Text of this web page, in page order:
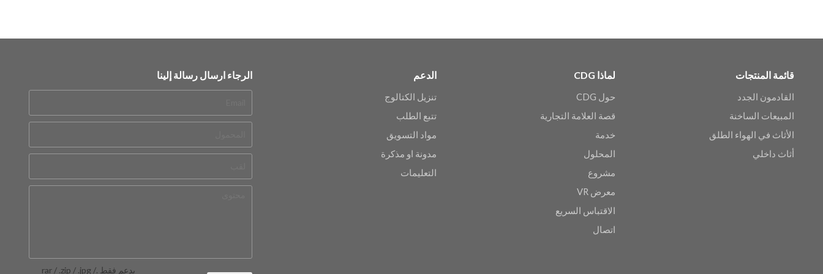
قائمة المنتجات
القادمون الجدد
المبيعات الساخنة
الأثاث في الهواء الطلق
أثاث داخلي
لماذا CDG
حول CDG
قصة العلامة التجارية
خدمة
المحلول
مشروع
معرض VR
الاقتباس السريع
اتصال
الدعم
تنزيل الكتالوج
تتبع الطلب
مواد التسويق
مدونة او مذكرة
التعليمات
الرجاء ارسال رسالة إلينا
يدعم فقط .rar / .zip / .jpg /